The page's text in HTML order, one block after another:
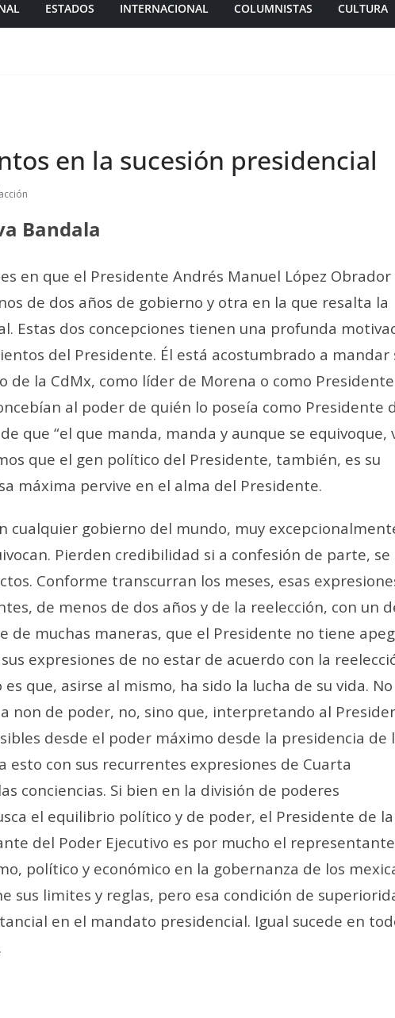
ESTADOS INTERNACIONAL COLUMNISTAS CULTURA
en la sucesión presidencial
Bandala
en que el Presidente Andrés Manuel López
de dos años de gobierno y otra en la que resalta la
Estas dos concepciones tienen una profunda
del Presidente. Él está acostumbrado a mandar
de la CdMx, como líder de Morena o como
al poder de quién lo poseía como Presidente
que “el que manda, manda y aunque se equivoque,
que el gen político del Presidente, también, es su
máxima pervive en el alma del Presidente.
cualquier gobierno del mundo, muy
Pierden credibilidad si a confesión de parte, se
Conforme transcurran los meses, esas
de menos de dos años y de la reelección, con un
de muchas maneras, que el Presidente no tiene
expresiones de no estar de acuerdo con la
que, asirse al mismo, ha sido la lucha de su vida.
non de poder, no, sino que, interpretando al
desde el poder máximo desde la presidencia de
esto con sus recurrentes expresiones de Cuarta
conciencias. Si bien en la división de poderes
el equilibrio político y de poder, el Presidente de la
del Poder Ejecutivo es por mucho el
político y económico en la gobernanza de los
sus limites y reglas, pero esa condición de
en el mandato presidencial. Igual sucede en